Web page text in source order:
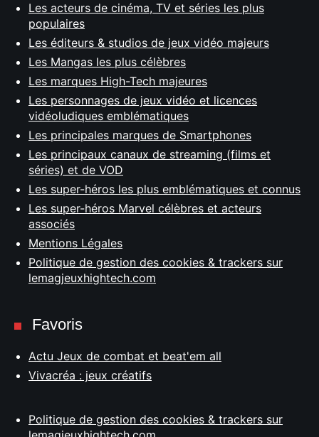
Les acteurs de cinéma, TV et séries les plus
populaires
Les éditeurs & studios de jeux vidéo majeurs
Les Mangas les plus célèbres
Les marques High-Tech majeures
Les personnages de jeux vidéo et licences
vidéoludiques emblématiques
Les principales marques de Smartphones
Les principaux canaux de streaming (films et
séries) et de VOD
Les super-héros les plus emblématiques et connus
Les super-héros Marvel célèbres et acteurs
associés
Mentions Légales
Politique de gestion des cookies & trackers sur
lemagjeuxhightech.com
Favoris
Actu Jeux de combat et beat'em all
Vivacréa : jeux créatifs
Politique de gestion des cookies & trackers sur